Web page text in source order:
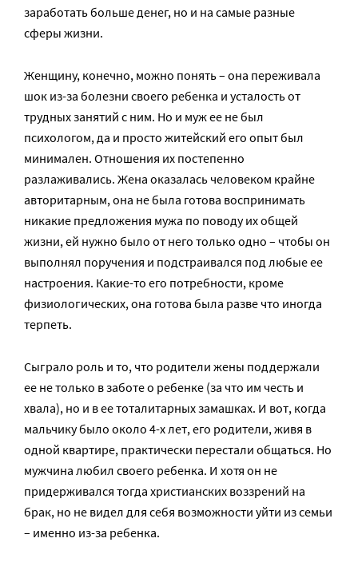
заработать больше денег, но и на самые разные
сферы жизни.
Женщину, конечно, можно понять – она переживала
шок из-за болезни своего ребенка и усталость от
трудных занятий с ним. Но и муж ее не был
психологом, да и просто житейский его опыт был
минимален. Отношения их постепенно
разлаживались. Жена оказалась человеком крайне
авторитарным, она не была готова воспринимать
никакие предложения мужа по поводу их общей
жизни, ей нужно было от него только одно – чтобы он
выполнял поручения и подстраивался под любые ее
настроения. Какие-то его потребности, кроме
физиологических, она готова была разве что иногда
терпеть.
Сыграло роль и то, что родители жены поддержали
ее не только в заботе о ребенке (за что им честь и
хвала), но и в ее тоталитарных замашках. И вот, когда
мальчику было около 4-х лет, его родители, живя в
одной квартире, практически перестали общаться. Но
мужчина любил своего ребенка. И хотя он не
придерживался тогда христианских воззрений на
брак, но не видел для себя возможности уйти из семьи
– именно из-за ребенка.